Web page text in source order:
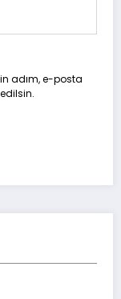
adım, e-posta